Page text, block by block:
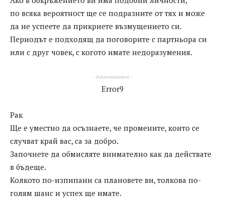
по всяка вероятност ще се подразните от тях и може
да не успеете да прикриете възмущението си.
Периодът е подходящ да поговорите с партньора си
или с друг човек, с когото имате недоразумения.
- Advertisement -
Error9
Рак
Ще е уместно да осъзнаете, че промените, които се
случват край вас, са за добро.
Започнете да обмисляте внимателно как да действате
в бъдеще.
Колкото по-изпипани са плановете ви, толкова по-
голям шанс и успех ще имате.